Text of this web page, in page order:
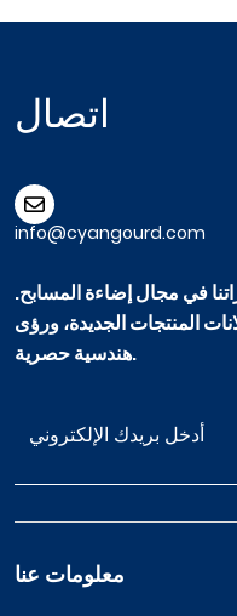
اتصال
info@cyangourd.com
في مجال إضاءة المسابح.
المنتجات الجديدة، ورؤى
هندسية حصرية.
معلومات عنا